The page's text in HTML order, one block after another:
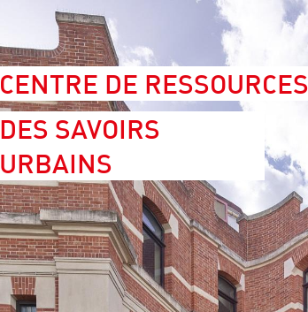
CENTRE DE RESSOURCES
DES SAVOIRS
URBAINS